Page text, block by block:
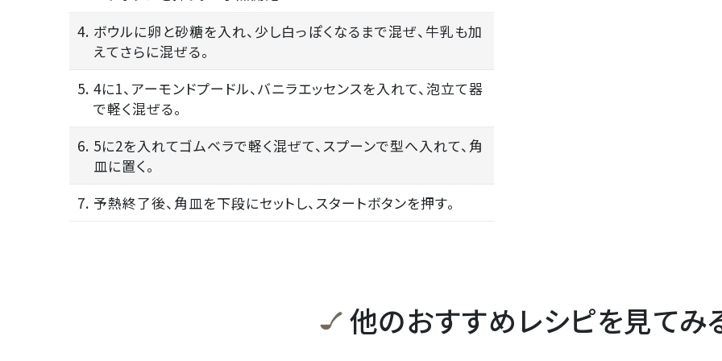
4. ボウルに卵と砂糖を入れ、少し白っぽくなるまで混ぜ、牛乳も加
えてさらに混ぜる。
5. 4に1、アーモンドプードル、バニラエッセンスを入れて、泡立て器
で軽く混ぜる。
6. 5に2を入れてゴムベラで軽く混ぜて、スプーンで型へ入れて、角
皿に置く。
7. 予熱終了後、角皿を下段にセットし、スタートボタンを押す。
他のおすすめレシピを見てみ